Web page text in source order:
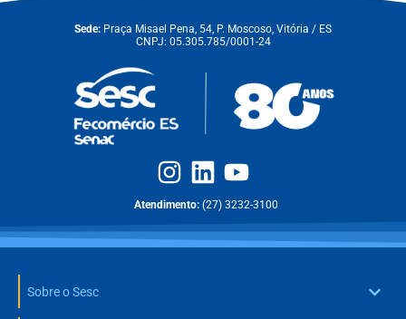
Sede: Praça Misael Pena, 54, P. Moscoso, Vitória / ES
CNPJ: 05.305.785/0001-24
Atendimento: (27) 3232-3100
Sobre o Sesc